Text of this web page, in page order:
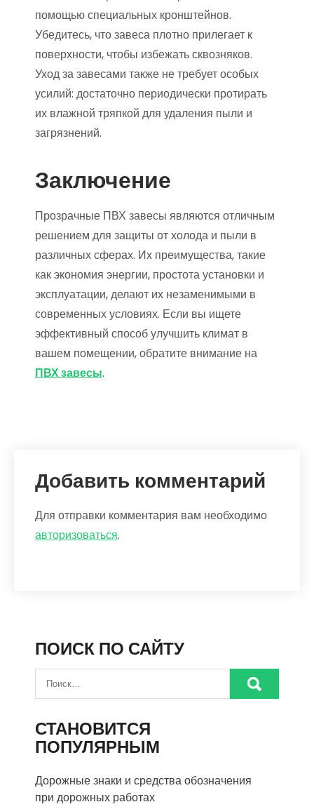
помощью специальных кронштейнов.
Убедитесь, что завеса плотно прилегает к
поверхности, чтобы избежать сквозняков.
Уход за завесами также не требует особых
усилий: достаточно периодически протирать
их влажной тряпкой для удаления пыли и
загрязнений.
Заключение
Прозрачные ПВХ завесы являются отличным
решением для защиты от холода и пыли в
различных сферах. Их преимущества, такие
как экономия энергии, простота установки и
эксплуатации, делают их незаменимыми в
современных условиях. Если вы ищете
эффективный способ улучшить климат в
вашем помещении, обратите внимание на
ПВХ завесы.
Добавить комментарий
Для отправки комментария вам необходимо
авторизоваться.
ПОИСК ПО САЙТУ
СТАНОВИТСЯ
ПОПУЛЯРНЫМ
Дорожные знаки и средства обозначения
при дорожных работах